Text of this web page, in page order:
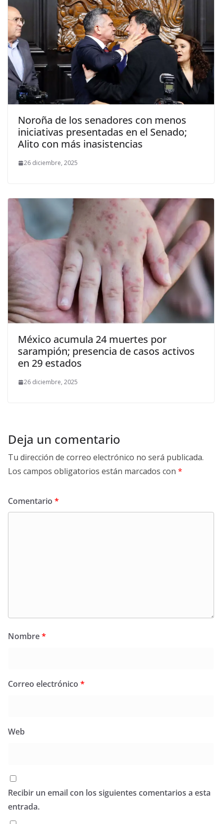
Noroña de los senadores con menos
iniciativas presentadas en el Senado;
Alito con más inasistencias
26 diciembre, 2025
México acumula 24 muertes por
sarampión; presencia de casos activos
en 29 estados
26 diciembre, 2025
Deja un comentario
Tu dirección de correo electrónico no será publicada.
Los campos obligatorios están marcados con *
Comentario *
Nombre*
Correo electrónico *
Web
Recibir un email con los siguientes comentarios a esta
entrada.